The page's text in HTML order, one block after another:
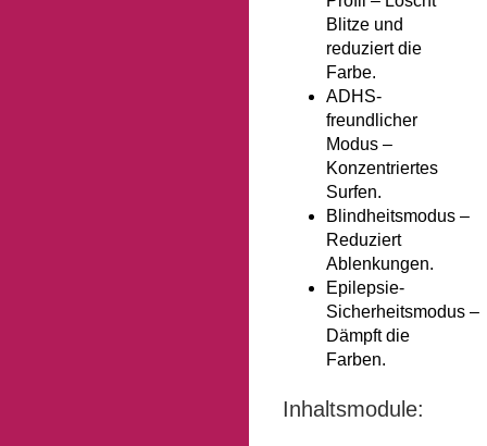
Blitze und
reduziert die
Farbe.
ADHS-
freundlicher
Modus –
Konzentriertes
Surfen.
Blindheitsmodus –
Reduziert
Ablenkungen.
Epilepsie-
Sicherheitsmodus –
Dämpft die
Farben.
Inhaltsmodule: